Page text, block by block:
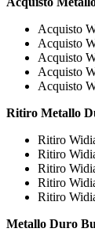
Acquisto
Acquisto
Acquisto
Acquisto
Acquisto
Ritiro Metallo
Ritiro
Ritiro
Ritiro
Ritiro
Ritiro
Metallo Duro